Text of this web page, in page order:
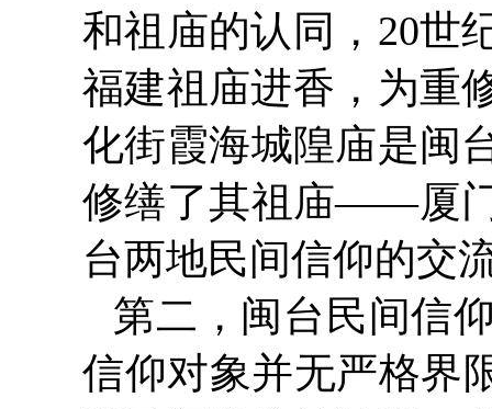
和祖庙的认同，20世
福建祖庙进香，为重
化街霞海城隍庙是闽
修缮了其祖庙——厦
台两地民间信仰的交
第二，闽台民间信
信仰对象并无严格界